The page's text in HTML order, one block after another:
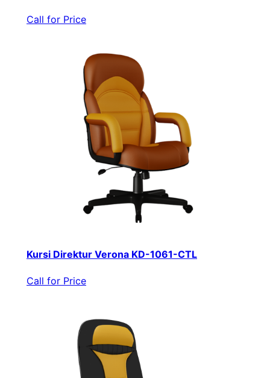
Call for Price
Kursi Direktur Verona KD-1061-CTL
Call for Price